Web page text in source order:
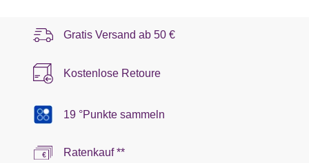
Gratis Versand ab 50 €
Kostenlose Retoure
19 °Punkte sammeln
Ratenkauf **